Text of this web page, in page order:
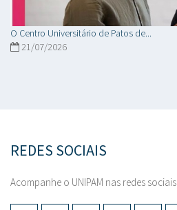
O Centro Universitário de Patos de...
21/07/2026
REDES SOCIAIS
Acompanhe o UNIPAM nas redes sociais.